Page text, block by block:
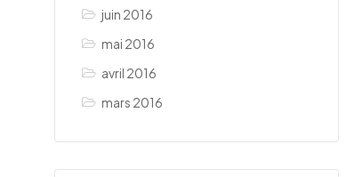
juin 2016
mai 2016
avril 2016
mars 2016